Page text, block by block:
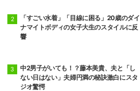
「すごい水着」「目線に困る」20歳のダイ
ナマイトボディの女子大生のスタイルに反
響
中2男子がいても！？藤本美貴、夫と「し
ない日はない」夫婦円満の秘訣激白にスタ
ジオ驚愕